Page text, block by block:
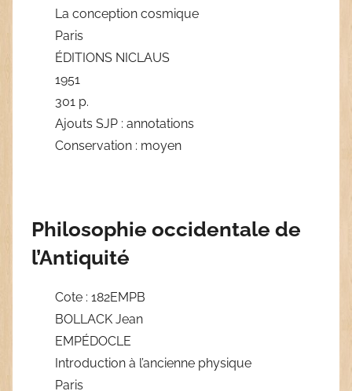
La conception cosmique
Paris
ÉDITIONS NICLAUS
1951
301 p.
Ajouts SJP : annotations
Conservation : moyen
Philosophie occidentale de
l’Antiquité
Cote : 182EMPB
BOLLACK Jean
EMPÉDOCLE
Introduction à l’ancienne physique
Paris